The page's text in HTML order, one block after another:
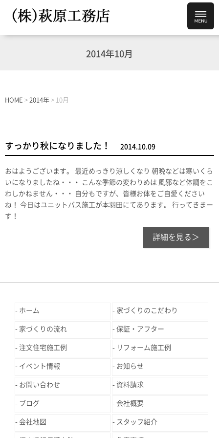
2014年10月
HOME > 2014年 > 10月
すっかり秋になりました！ 2014.10.09
おはようございます。 最近めっきり涼しくなり 朝晩などは寒いくら
いになりましたね・・・ こんな季節の変わりめは 風邪など体調をこ
わしかねません・・・ 自分もですが、皆様お体をご自愛ください
ね！ 今日はユニットバス施工が本羽田にてあります。 行ってきまー
す！
詳細を見る＞
ホーム 家づくりのこだわり
家づくりの流れ 保証・アフター
注文住宅施工例 リフォーム施工例
イベント情報 お知らせ
お問い合わせ 資料請求
ブログ 会社概要
会社地図 スタッフ紹介